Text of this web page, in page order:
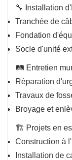
🔧 Installation
Tranchée de
Fondation
Socle d'unité
🛤️ Entretien
Réparation
Travaux de
Broyage et
🏗️ Projets en
Construction à
Installation de